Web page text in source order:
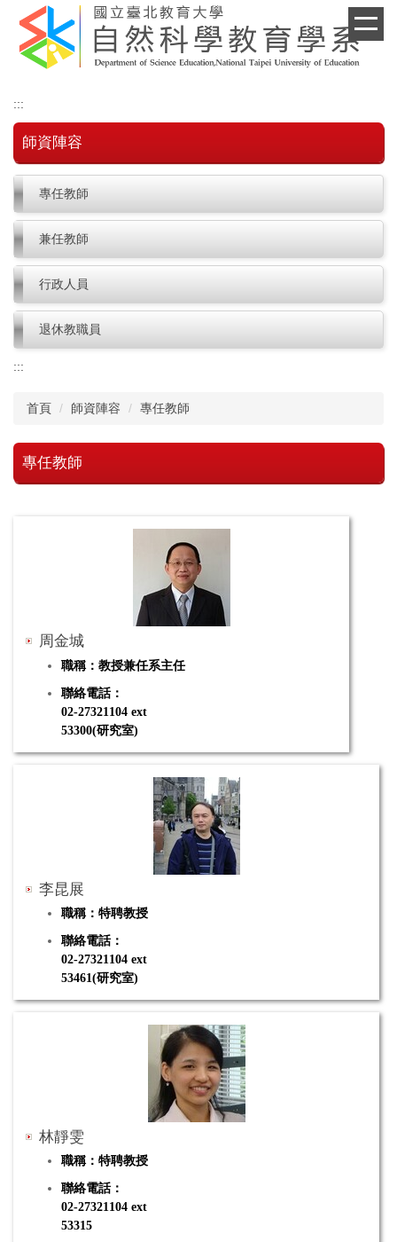
主
容
區
:::
師資陣容
專任教師
兼任教師
行政人員
退休教職員
:::
首頁 師資陣容 專任教師
專任教師
周金城
職稱：教授兼任系主任
聯絡電話：
02-27321104 ext
53300(研究室)
63304(主任辦公室)
ccchou62@tea.ntue.edu.tw
3D化學實驗、化學教育、科技輔助教學
李昆展
職稱： 特聘教授
聯絡電話：
02-27321104 ext
53461(研究室)
63305(實驗室)
電子郵件：kclee@tea.ntue.edu.tw
研究專長：材料化學、奈米生物醫學、孔洞材料、生醫
林靜雯
職稱： 特聘教授
聯絡電話：
02-27321104 ext
53315